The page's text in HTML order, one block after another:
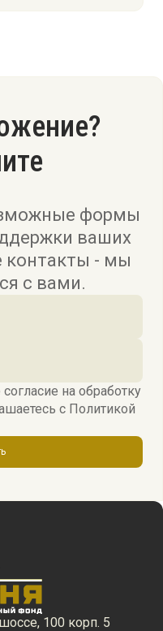
формы
ваших
контакты - мы
с вами.
на обработку
c Политикой
100 корп. 5